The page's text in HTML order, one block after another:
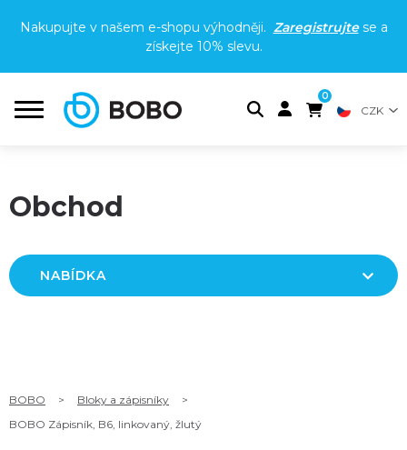
Nakupujte v našem e-shopu výhodněji. Zaregistrujtese a
získejte 10% slevu.
0
CZK
Obchod
NABÍDKA
BOBO > Bloky a zápisníky
>
BOBO Zápisník, B6, linkovaný, žlutý